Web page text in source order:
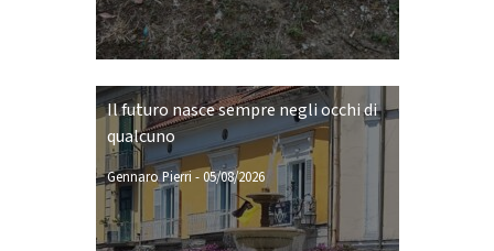
Il futuro nasce sempre negli occhi di
qualcuno
Gennaro Pierri -05/08/2026